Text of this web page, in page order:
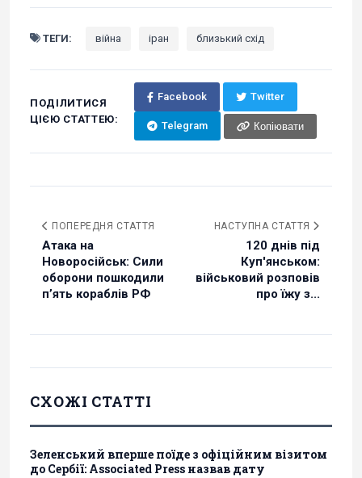
ТЕГИ: війна іран близький схід
ПОДІЛИТИСЯ
ЦІЄЮ СТАТТЕЮ:
Facebook Twitter
Telegram Копіювати
ПОПЕРЕДНЯ СТАТТЯ
Атака на
Новоросійськ: Сили
оборони пошкодили
п’ять кораблів РФ
НАСТУПНА СТАТТЯ
120 днів під
Куп'янськом:
військовий розповів
про їжу з...
СХОЖІ СТАТТІ
Зеленський вперше поїде з офіційним візитом
до Сербії: Associated Press назвав дату